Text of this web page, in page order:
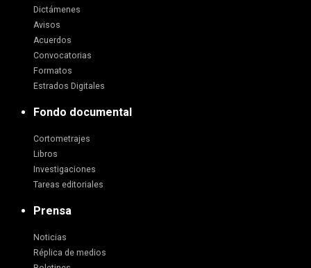
Dictámenes
Avisos
Acuerdos
Convocatorias
Formatos
Estrados Digitales
Fondo documental
Cortometrajes
Libros
Investigaciones
Tareas editoriales
Prensa
Noticias
Réplica de medios